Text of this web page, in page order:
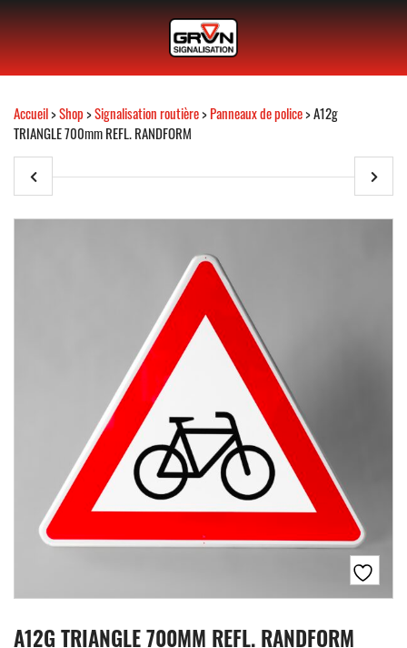
Accueil>Shop>Signalisation routière>Panneaux de police> A12g
TRIANGLE 700mm REFL. RANDFORM
A12G TRIANGLE 700MM REFL. RANDFORM